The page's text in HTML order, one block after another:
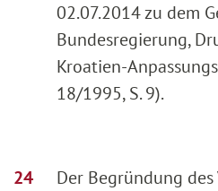
02.07.2014 zu dem
Bundesregierung,
Kroatien-
18/1995, S. 9).
Der Begründung